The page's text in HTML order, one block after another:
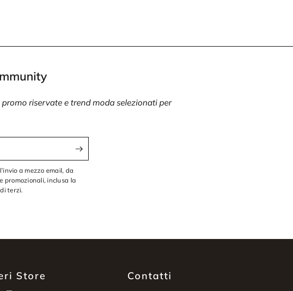
riservate e trend moda selezionati per
a mezzo email, da
promozionali, inclusa la
terzi.
Store Contatti